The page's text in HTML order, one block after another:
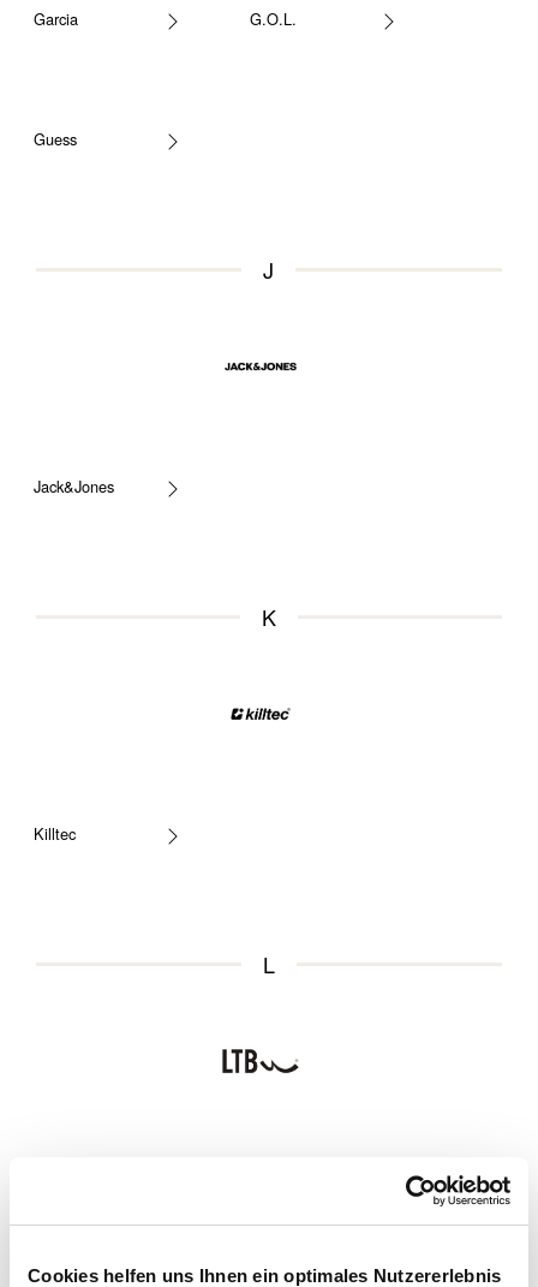
Cookies helfen uns Ihnen ein optimales Nutzererlebnis
Garcia G.O.L.
Guess
J
Jack&Jones
K
Killtec
L